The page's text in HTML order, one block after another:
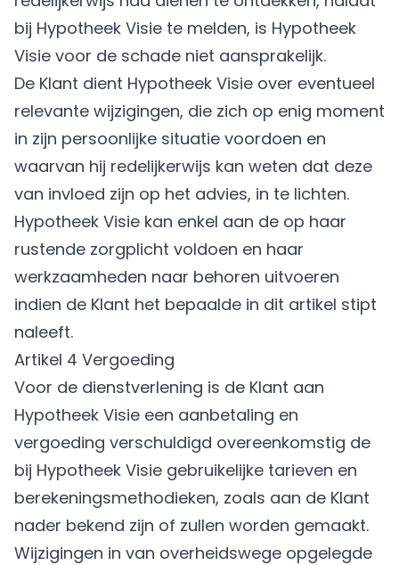
bij Hypotheek Visie te melden, is Hypotheek
Visie voor de schade niet aansprakelijk.
De Klant dient Hypotheek Visie over eventueel
relevante wijzigingen, die zich op enig moment
in zijn persoonlijke situatie voordoen en
waarvan hij redelijkerwijs kan weten dat deze
van invloed zijn op het advies, in te lichten.
Hypotheek Visie kan enkel aan de op haar
rustende zorgplicht voldoen en haar
werkzaamheden naar behoren uitvoeren
indien de Klant het bepaalde in dit artikel stipt
naleeft.
Artikel 4 Vergoeding
Voor de dienstverlening is de Klant aan
Hypotheek Visie een aanbetaling en
vergoeding verschuldigd overeenkomstig de
bij Hypotheek Visie gebruikelijke tarieven en
berekeningsmethodieken, zoals aan de Klant
nader bekend zijn of zullen worden gemaakt.
Wijzigingen in van overheidswege opgelegde